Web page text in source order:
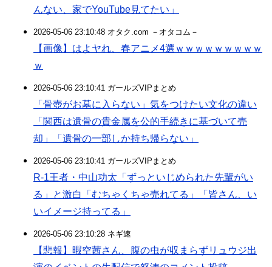
んない、家でYouTube見てたい」
2026-05-06 23:10:48 オタク.com －オタコム－
【画像】はよヤれ、春アニメ4選ｗｗｗｗｗｗｗｗｗ
ｗ
2026-05-06 23:10:41 ガールズVIPまとめ
「骨壺がお墓に入らない」気をつけたい文化の違い
「関西は遺骨の貴金属を公的手続きに基づいて売
却」「遺骨の一部しか持ち帰らない」
2026-05-06 23:10:41 ガールズVIPまとめ
R-1王者・中山功太「ずっといじめられた先輩がい
る」と激白「むちゃくちゃ売れてる」「皆さん、い
いイメージ持ってる」
2026-05-06 23:10:28 ネギ速
【悲報】暇空茜さん、腹の虫が収まらずリュウジ出